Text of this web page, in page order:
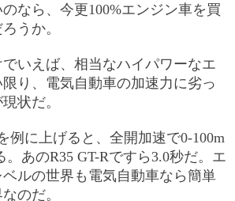
なら、今更100%エンジン車を買
うか。
いえば、相当なハイパワーなエ
り、電気自動車の加速力に劣っ
状だ。
例に上げると、全開加速で0-100m
。あのR35 GT-Rですら3.0秒だ。エ
ルの世界も電気自動車なら簡単
のだ。